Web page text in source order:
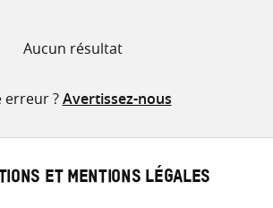
Aucun résultat
erreur ?Avertissez-nous
ET MENTIONS LÉGALES